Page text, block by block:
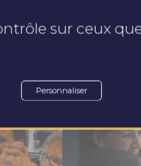
sur ceux
Personnaliser